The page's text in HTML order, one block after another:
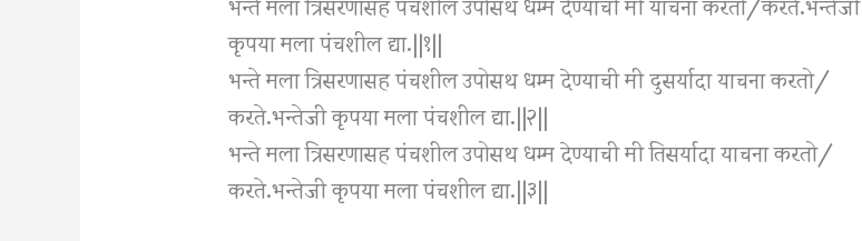
कृपया मला पंचशील द्या.||१||
भन्ते मला त्रिसरणासह पंचशील उपोसथ धम्म देण्याची मी दुसर्यादा याचना करतो/
करते.भन्तेजी कृपया मला पंचशील द्या.||२||
भन्ते मला त्रिसरणासह पंचशील उपोसथ धम्म देण्याची मी तिसर्यादा याचना करतो/
करते.भन्तेजी कृपया मला पंचशील द्या.||३||